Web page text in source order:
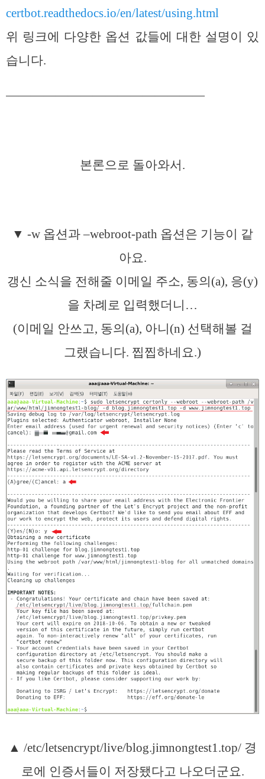
certbot.readthedocs.io/en/latest/using.html
위 링크에 다양한 옵션 값들에 대한 설명이 있
습니다.
————————————————
본론으로 돌아와서.
▼ -w 옵션과 –webroot-path 옵션은 기능이 같
아요.
갱신 소식을 전해줄 이메일 주소, 동의(a), 응(y)
을 차례로 입력했더니…
(이메일 안쓰고, 동의(a), 아니(n) 선택해볼 걸
그랬습니다. 찝찝하네요.)
▲ /etc/letsencrypt/live/blog.jimnongtest1.top/ 경
로에 인증서들이 저장됐다고 나오더군요.